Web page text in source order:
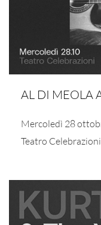
AL DI MEOLA
Mercoledì 28
Teatro